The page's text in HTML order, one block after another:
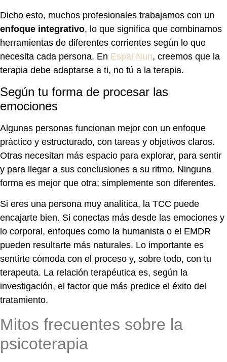
Dicho esto, muchos profesionales trabajamos con un
enfoque integrativo, lo que significa que combinamos
herramientas de diferentes corrientes según lo que
necesita cada persona. En Espai Nun, creemos que la
terapia debe adaptarse a ti, no tú a la terapia.
Según tu forma de procesar las
emociones
Algunas personas funcionan mejor con un enfoque
práctico y estructurado, con tareas y objetivos claros.
Otras necesitan más espacio para explorar, para sentir
y para llegar a sus conclusiones a su ritmo. Ninguna
forma es mejor que otra; simplemente son diferentes.
Si eres una persona muy analítica, la TCC puede
encajarte bien. Si conectas más desde las emociones y
lo corporal, enfoques como la humanista o el EMDR
pueden resultarte más naturales. Lo importante es
sentirte cómoda con el proceso y, sobre todo, con tu
terapeuta. La relación terapéutica es, según la
investigación, el factor que más predice el éxito del
tratamiento.
Mitos frecuentes sobre la
psicoterapia